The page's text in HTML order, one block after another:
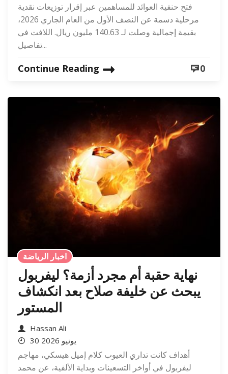
فتح حنفية العوائد للمساهمين عبر إقرار توزيعات نقدية
مرحلية دسمة عن النصف الأول من العام الجاري 2026،
بقيمة إجمالية وصلت لـ 140.63 مليون ريال. اللافت في
تفاصيل...
Continue Reading 0
اخبار الرياضة
نهاية حقبة أم مجرد أزمة؟ ليفربول
يبحث عن خليفة صلاح بعد انكشاف
المستور
Hassan Ali
30 يونيو 2026
أهداف كانت تداري العيوب كلام إميل هيسكي، مهاجم
ليفربول في أواخر التسعينات وبداية الألفية، عن محمد